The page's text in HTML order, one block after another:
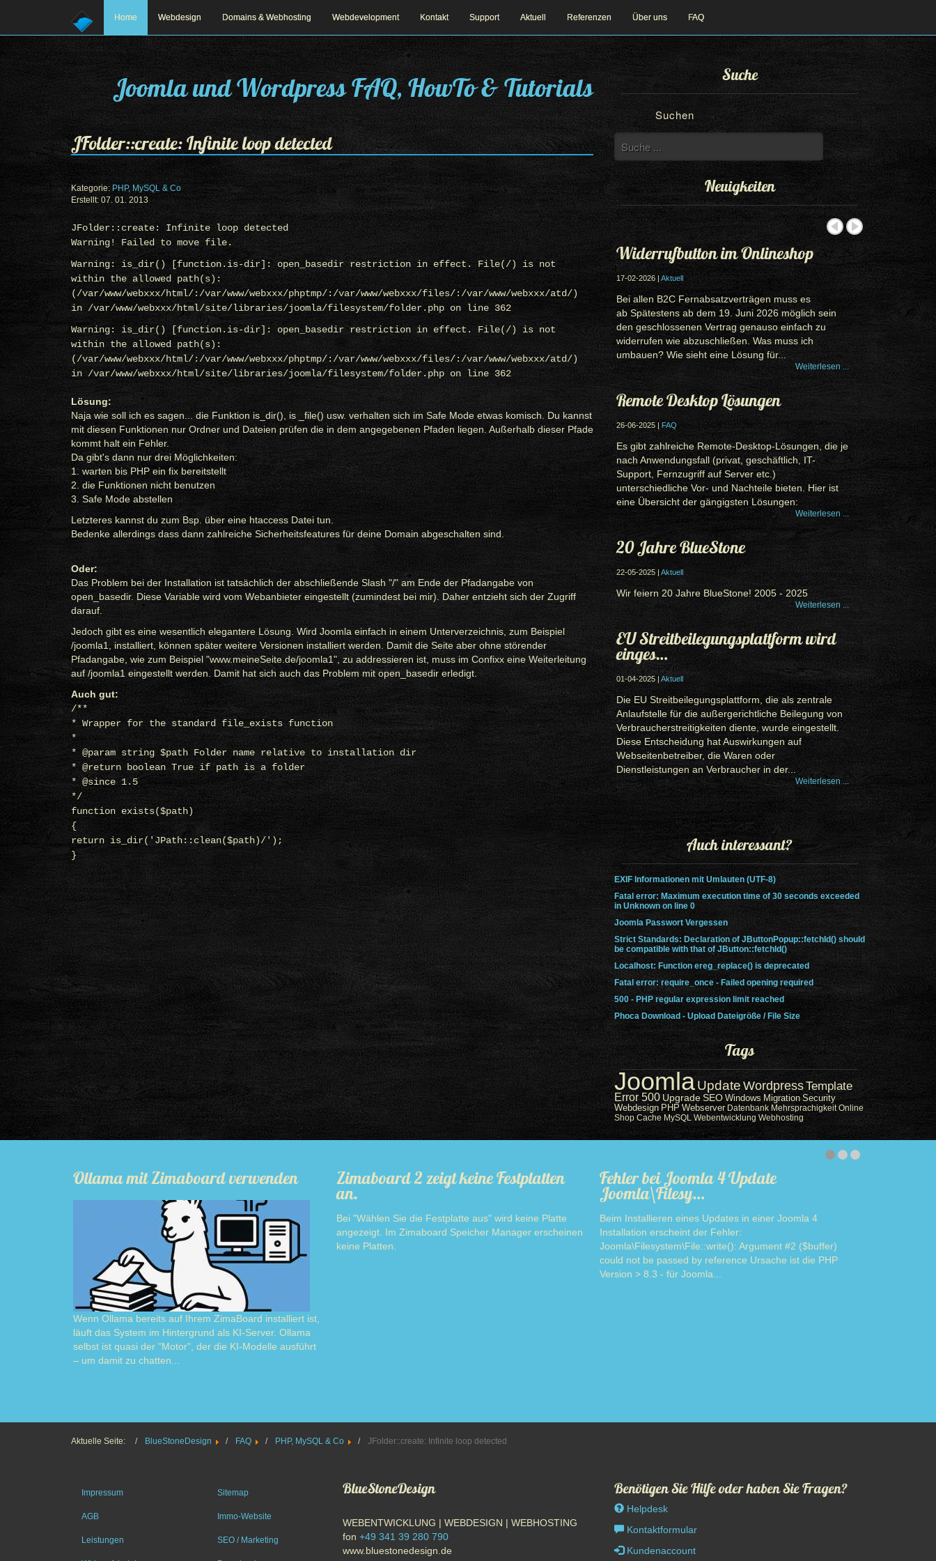
Home Webdesign Domains & Webhosting Webdevelopment Kontakt Support Aktuell Referenzen Über uns FAQ
Joomla und Wordpress FAQ, HowTo & Tutorials
JFolder::create: Infinite loop detected
Kategorie: PHP, MySQL & Co
Erstellt: 07. 01. 2013
JFolder::create: Infinite loop detected
Warning! Failed to move file.
Warning: is_dir() [function.is-dir]: open_basedir restriction in effect. File(/) is not
within the allowed path(s):
(/var/www/webxxx/html/:/var/www/webxxx/phptmp/:/var/www/webxxx/files/:/var/www/webxxx/atd/)
in /var/www/webxxx/html/site/libraries/joomla/filesystem/folder.php on line 362
Warning: is_dir() [function.is-dir]: open_basedir restriction in effect. File(/) is not
within the allowed path(s):
(/var/www/webxxx/html/:/var/www/webxxx/phptmp/:/var/www/webxxx/files/:/var/www/webxxx/atd/)
in /var/www/webxxx/html/site/libraries/joomla/filesystem/folder.php on line 362
Lösung:
Naja wie soll ich es sagen... die Funktion is_dir(), is _file() usw. verhalten sich im Safe Mode etwas komisch. Du kannst
mit diesen Funktionen nur Ordner und Dateien prüfen die in dem angegebenen Pfaden liegen. Außerhalb dieser Pfade
kommt halt ein Fehler.
Da gibt's dann nur drei Möglichkeiten:
1. warten bis PHP ein fix bereitstellt
2. die Funktionen nicht benutzen
3. Safe Mode abstellen
Letzteres kannst du zum Bsp. über eine htaccess Datei tun.
Bedenke allerdings dass dann zahlreiche Sicherheitsfeatures für deine Domain abgeschalten sind.
Oder:
Das Problem bei der Installation ist tatsächlich der abschließende Slash "/" am Ende der Pfadangabe von
open_basedir. Diese Variable wird vom Webanbieter eingestellt (zumindest bei mir). Daher entzieht sich der Zugriff
darauf.
Jedoch gibt es eine wesentlich elegantere Lösung. Wird Joomla einfach in einem Unterverzeichnis, zum Beispiel
/joomla1, installiert, können später weitere Versionen installiert werden. Damit die Seite aber ohne störender
Pfadangabe, wie zum Beispiel "www.meineSeite.de/joomla1", zu addressieren ist, muss im Confixx eine Weiterleitung
auf /joomla1 eingestellt werden. Damit hat sich auch das Problem mit open_basedir erledigt.
Auch gut:
/**
* Wrapper for the standard file_exists function
*
* @param string $path Folder name relative to installation dir
* @return boolean True if path is a folder
* @since 1.5
*/
function exists($path)
{
return is_dir('JPath::clean($path)/');
}
Suche
Suchen
Neuigkeiten
Prev Next
Widerrufbutton im Onlineshop
17-02-2026 | Aktuell
Bei allen B2C Fernabsatzverträgen muss es
ab Spätestens ab dem 19. Juni 2026 möglich sein
den geschlossenen Vertrag genauso einfach zu
widerrufen wie abzuschließen. Was muss ich
umbauen? Wie sieht eine Lösung für...
Weiterlesen ...
Remote Desktop Lösungen
26-06-2025 | FAQ
Es gibt zahlreiche Remote-Desktop-Lösungen, die je
nach Anwendungsfall (privat, geschäftlich, IT-
Support, Fernzugriff auf Server etc.)
unterschiedliche Vor- und Nachteile bieten. Hier ist
eine Übersicht der gängigsten Lösungen:
Weiterlesen ...
20 Jahre BlueStone
22-05-2025 | Aktuell
Wir feiern 20 Jahre BlueStone! 2005 - 2025
Weiterlesen ...
EU Streitbeilegungsplattform wird
einges…
01-04-2025 | Aktuell
Die EU Streitbeilegungsplattform, die als zentrale
Anlaufstelle für die außergerichtliche Beilegung von
Verbraucherstreitigkeiten diente, wurde eingestellt.
Diese Entscheidung hat Auswirkungen auf
Webseitenbetreiber, die Waren oder
Dienstleistungen an Verbraucher in der...
Weiterlesen ...
Auch interessant?
EXIF Informationen mit Umlauten (UTF-8)
Fatal error: Maximum execution time of 30 seconds exceeded
in Unknown on line 0
Joomla Passwort Vergessen
Strict Standards: Declaration of JButtonPopup::fetchId() should
be compatible with that of JButton::fetchId()
Localhost: Function ereg_replace() is deprecated
Fatal error: require_once - Failed opening required
500 - PHP regular expression limit reached
Phoca Download - Upload Dateigröße / File Size
Tags
JoomlaUpdateWordpressTemplate
Error 500 Upgrade SEO Windows Migration Security
Webdesign PHP Webserver Datenbank Mehrsprachigkeit Online
Shop Cache MySQL Webentwicklung Webhosting
Ollama mit Zimaboard verwenden
Wenn Ollama bereits auf Ihrem ZimaBoard installiert ist,
läuft das System im Hintergrund als KI-Server. Ollama
selbst ist quasi der "Motor", der die KI-Modelle ausführt
– um damit zu chatten...
Zimaboard 2 zeigt keine Festplatten
an.
Bei "Wählen Sie die Festplatte aus" wird keine Platte
angezeigt. Im Zimaboard Speicher Manager erscheinen
keine Platten.
Fehler bei Joomla 4 Update
Joomla\Filesy…
Beim Installieren eines Updates in einer Joomla 4
Installation erscheint der Fehler:
Joomla\Filesystem\File::write(): Argument #2 ($buffer)
could not be passed by reference Ursache ist die PHP
Version > 8.3 - für Joomla...
Aktuelle Seite: BlueStoneDesign FAQ PHP, MySQL & Co JFolder::create: Infinite loop detected
Impressum
AGB
Leistungen
Sitemap
Immo-Website
SEO / Marketing
BlueStoneDesign
WEBENTWICKLUNG | WEBDESIGN | WEBHOSTING
fon +49 341 39 280 790
www.bluestonedesign.de
Benötigen Sie Hilfe oder haben Sie Fragen?
Helpdesk
Kontaktformular
Kundenaccount